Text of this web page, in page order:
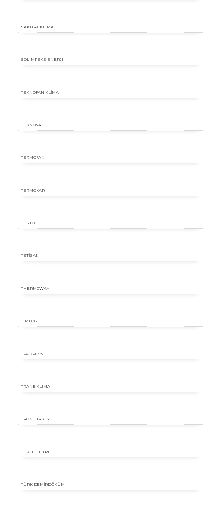
SAKURA KLIMA
SOLIMPEKS ENERJI
TEKFIL FILTRE
TEKNOFAN KLİMA
TEKNOSA
TERMOFAN
TERMOKAR
TESTO
TETİSAN
THERMOWAY
TIMFOG
TLC KLIMA
TRANE KLIMA
TROX TURKEY
TÜRK DEMİRDÖKÜM